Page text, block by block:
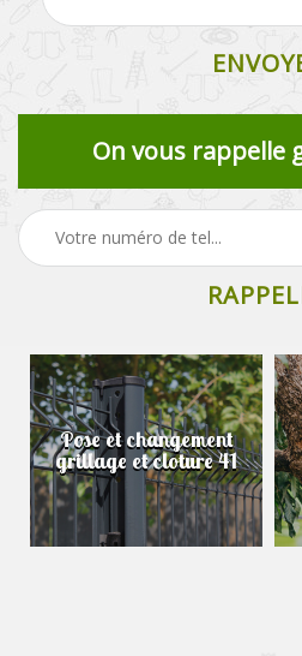
On vous rappelle
Pose et changement
grillage et cloture 41